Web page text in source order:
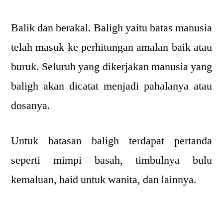
Balik dan berakal. Baligh yaitu batas manusia
telah masuk ke perhitungan amalan baik atau
buruk. Seluruh yang dikerjakan manusia yang
baligh akan dicatat menjadi pahalanya atau
dosanya.
Untuk batasan baligh terdapat pertanda
seperti mimpi basah, timbulnya bulu
kemaluan, haid untuk wanita, dan lainnya.